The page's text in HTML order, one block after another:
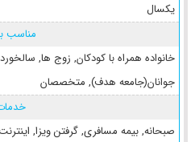
یکسال
مناسب
خانواده همراه با کودکان, زوج ها,
جوانان(جامعه هدف), متخصصان
صبحانه, بیمه مسافری, گرفتن ویزا,